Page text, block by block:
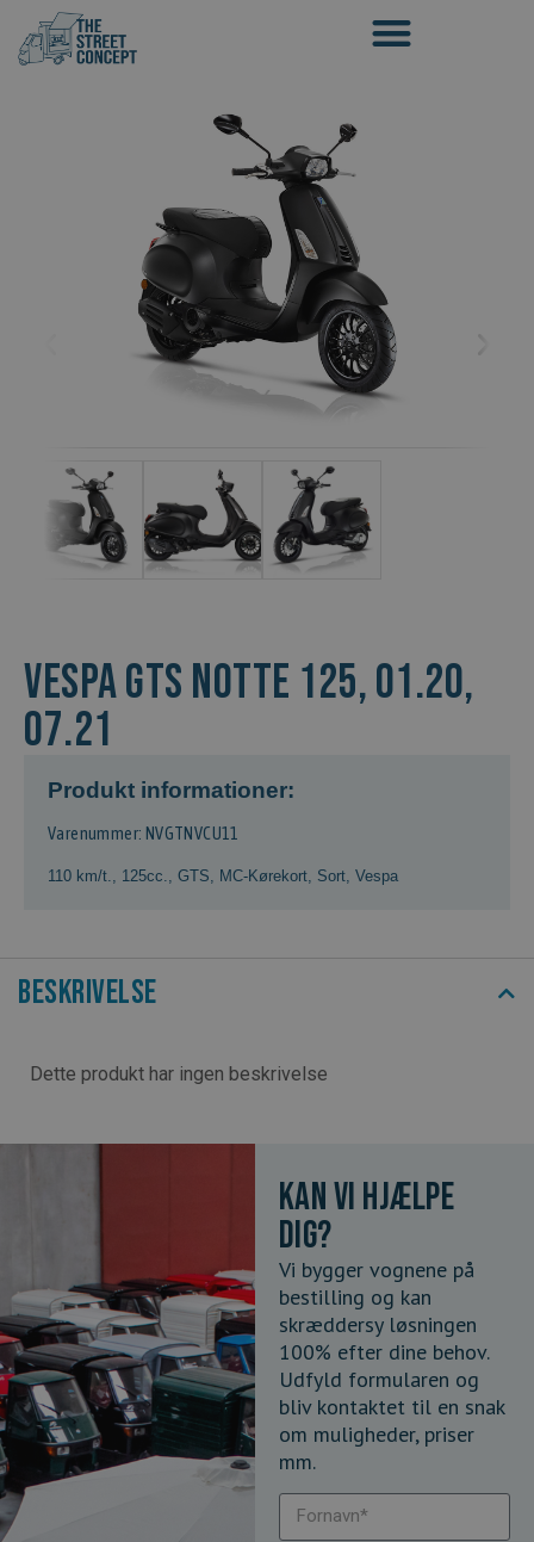
VESPA GTS NOTTE 125, 01.20,
07.21
Produkt informationer:
Varenummer: NVGTNVCU11
110 km/t. 125cc. GTS MC-Kørekort Sort Vespa
Beskrivelse
Dette produkt har ingen beskrivelse
Kan vi hjælpe
dig?
Vi bygger vognene på
bestilling og kan
skræddersy løsningen
100% efter dine behov.
Udfyld formularen og
bliv kontaktet til en snak
om muligheder, priser
mm.